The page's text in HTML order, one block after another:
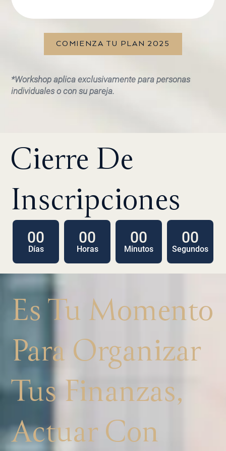
COMIENZA TU PLAN 2025
*Workshop aplica exclusivamente para personas
individuales o con su pareja.
Cierre De
Inscripciones
00
Días
00
Horas
00
Minutos
00
Segundos
Es Tu Momento
Para Organizar
Tus Finanzas,
Actuar Con